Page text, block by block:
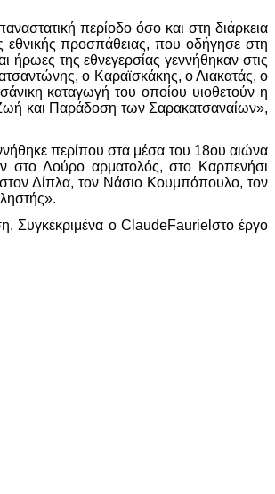
περίοδο όσο και στη διάρκεια
εθνικής προσπάθειας, που οδήγησε στη
της εθνεγερσίας γεννήθηκαν στις
ο Καραϊσκάκης, ο Λιακατάς, ο
καταγωγή του οποίου υιοθετούν η
και Παράδοση των Σαρακατσαναίων»,
περίπου στα μέσα του 18ου αιώνα
στο Λούρο αρματολός, στο Καρπενήσι
Δίπλα, τον Νάσιο Κουμπόπουλο, τον
Συγκεκριμένα ο ClaudeFaurielστο έργο